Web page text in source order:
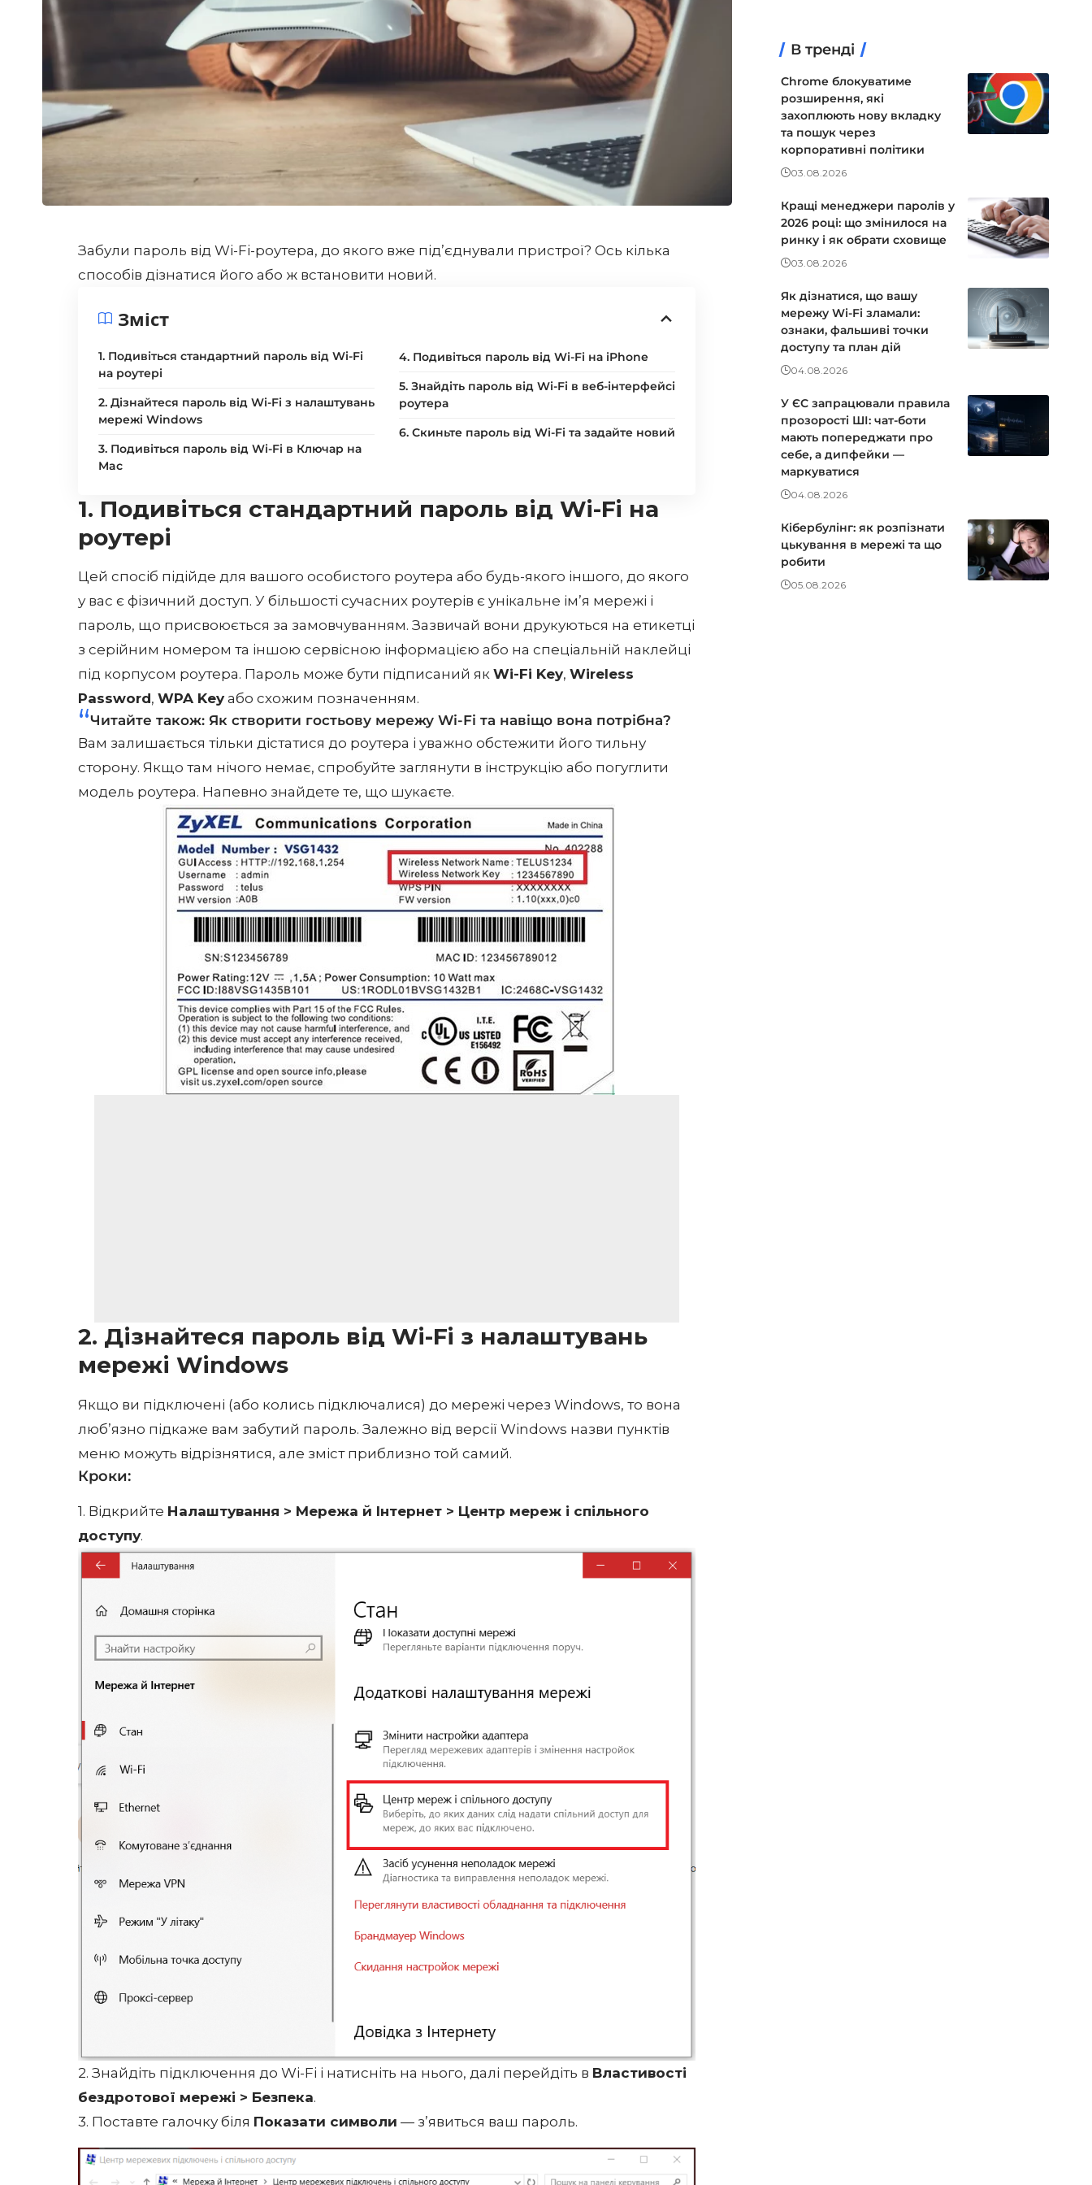
Забули пароль від Wi-Fi-роутера, до якого вже під’єднували пристрої? Ось кілька
способів дізнатися його або ж встановити новий.
Зміст
1. Подивіться стандартний пароль від Wi-Fi
на роутері
2. Дізнайтеся пароль від Wi-Fi з налаштувань
мережі Windows
3. Подивіться пароль від Wi-Fi в Ключар на
Mac
4. Подивіться пароль від Wi-Fi на iPhone
5. Знайдіть пароль від Wi-Fi в веб-інтерфейсі
роутера
6. Скиньте пароль від Wi-Fi та задайте новий
1. Подивіться стандартний пароль від Wi-Fi на
роутері
Цей спосіб підійде для вашого особистого роутера або будь-якого іншого, до якого
у вас є фізичний доступ. У більшості сучасних роутерів є унікальне ім’я мережі і
пароль, що присвоюється за замовчуванням. Зазвичай вони друкуються на етикетці
з серійним номером та іншою сервісною інформацією або на спеціальній наклейці
під корпусом роутера. Пароль може бути підписаний якWi-Fi Key,Wireless
Password,WPA Key або схожим позначенням.
Читайте також:Як створити гостьову мережу Wi-Fi та навіщо вона потрібна?
Вам залишається тільки дістатися до роутера і уважно обстежити його тильну
сторону. Якщо там нічого немає, спробуйте заглянути в інструкцію або погуглити
модель роутера. Напевно знайдете те, що шукаєте.
2. Дізнайтеся пароль від Wi-Fi з налаштувань
мережі Windows
Якщо ви підключені (або колись підключалися) до мережі через Windows, то вона
люб’язно підкаже вам забутий пароль. Залежно від версії Windows назви пунктів
меню можуть відрізнятися, але зміст приблизно той самий.
Кроки:
1. Відкрийте Налаштування > Мережа й Інтернет > Центр мереж і спільного
доступу.
2. Знайдіть підключення до Wi-Fi і натисніть на нього, далі перейдіть в Властивості
бездротової мережі > Безпека.
3. Поставте галочку біля Показати символи — з’явиться ваш пароль.
В тренді
Chrome блокуватиме
розширення, які
захоплюють нову вкладку
та пошук через
корпоративні політики
03.08.2026
Кращі менеджери паролів у
2026 році: що змінилося на
ринку і як обрати сховище
03.08.2026
Як дізнатися, що вашу
мережу Wi-Fi зламали:
ознаки, фальшиві точки
доступу та план дій
04.08.2026
У ЄС запрацювали правила
прозорості ШІ: чат-боти
мають попереджати про
себе, а дипфейки —
маркуватися
04.08.2026
Кібербулінг: як розпізнати
цькування в мережі та що
робити
05.08.2026